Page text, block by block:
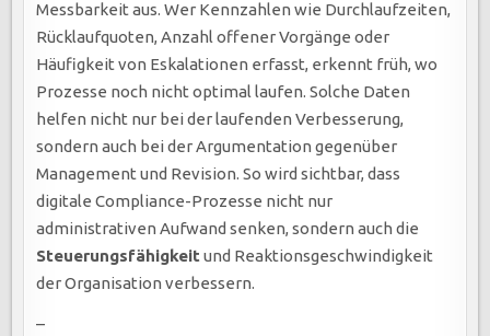
Messbarkeit aus. Wer Kennzahlen wie Durchlaufzeiten,
Rücklaufquoten, Anzahl offener Vorgänge oder
Häufigkeit von Eskalationen erfasst, erkennt früh, wo
Prozesse noch nicht optimal laufen. Solche Daten
helfen nicht nur bei der laufenden Verbesserung,
sondern auch bei der Argumentation gegenüber
Management und Revision. So wird sichtbar, dass
digitale Compliance-Prozesse nicht nur
administrativen Aufwand senken, sondern auch die
Steuerungsfähigkeitund Reaktionsgeschwindigkeit
der Organisation verbessern.
–